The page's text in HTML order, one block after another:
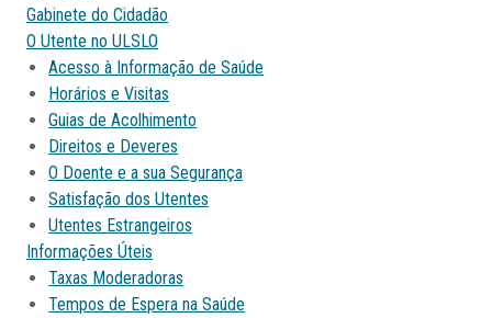
Gabinete do Cidadão
O Utente no ULSLO
Acesso à Informação de Saúde
Horários e Visitas
Guias de Acolhimento
Direitos e Deveres
O Doente e a sua Segurança
Satisfação dos Utentes
Utentes Estrangeiros
Informações Úteis
Taxas Moderadoras
Tempos de Espera na Saúde